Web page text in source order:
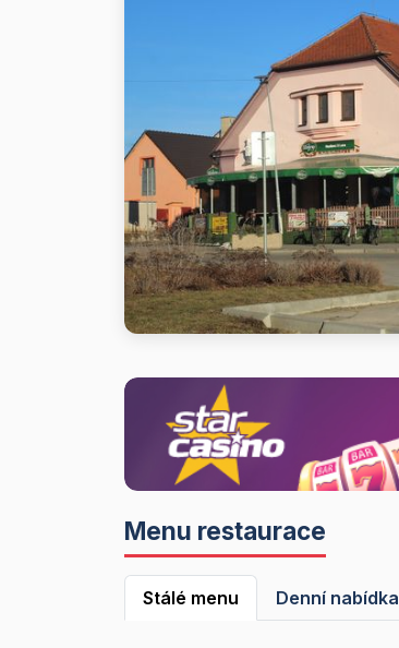
Menu restaurace
Stálé menu Denní nabídka